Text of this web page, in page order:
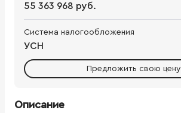
55 363 968 руб.
Система налогообложения
УСН
Предложить свою цену
Описание